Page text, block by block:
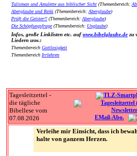
Talisman und Amulette aus biblischer Sicht (Themenbereich:
Aberglaube und Reiki (Themenbereich: Aberglaube)
Prüft die Geister!! (Themenbereich: Aberglaube)
Die Schöpfungsfrage(Themenbereich: Unglaube)
Infos, große Linklisten etc. aufwww.bibelglaube.de zu
Liedern usw.:
Themenbereich Gottlosigkeit
Themenbereich Irrlehren
Tagesleitzettel -
die tägliche
Bibellese vom
07.08.2026
EMail-Abo.
Verleihe mir Einsicht, dass ich
halte von ganzem Herzen.